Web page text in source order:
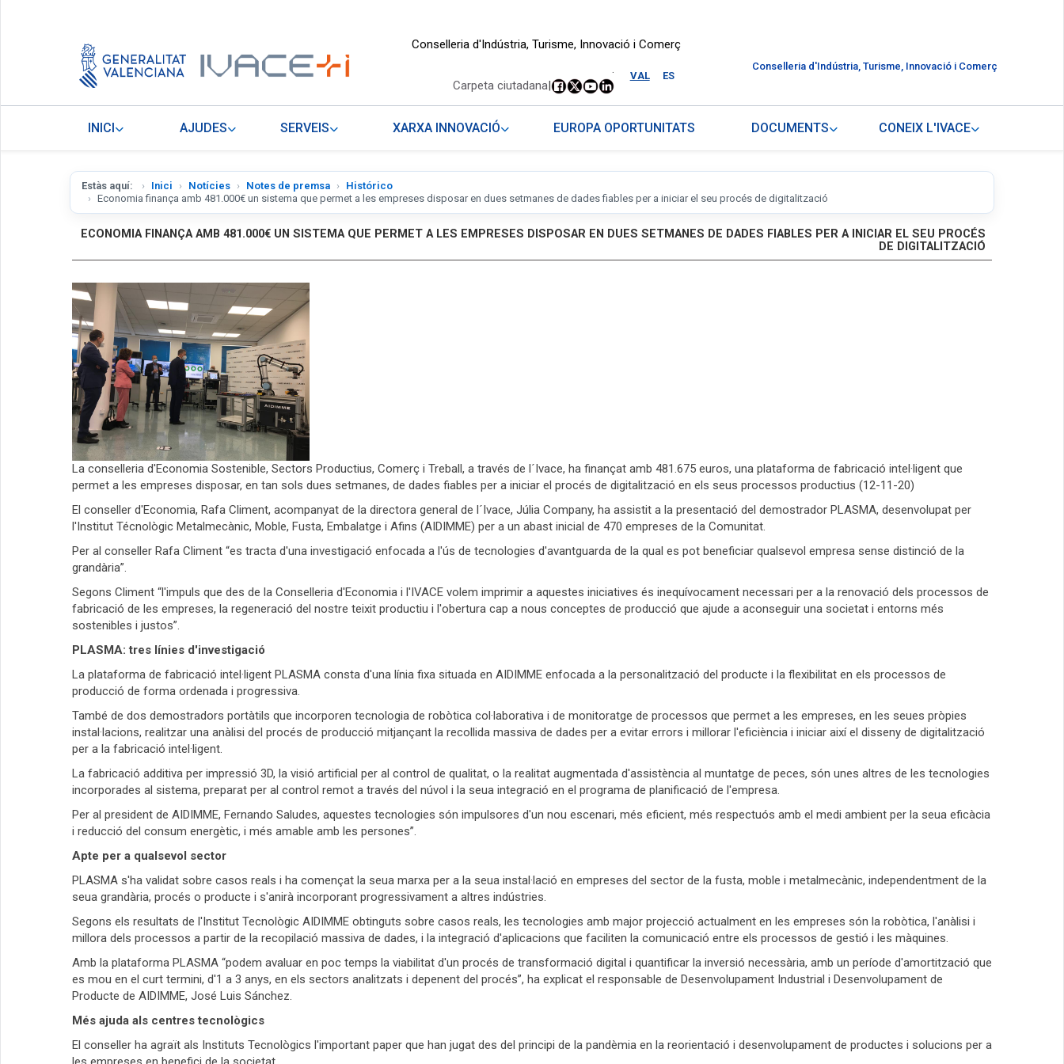
Conselleria d'Indústria, Turisme, Innovació i Comerç
VAL ES
.
Carpeta ciutadana|
Conselleria d'Indústria, Turisme, Innovació i Comerç
INICI AJUDES SERVEIS XARXA INNOVACIÓ EUROPA OPORTUNITATS DOCUMENTS CONEIX L'IVACE
Estàs aquí: Inici Notícies Notes de premsa
Histórico
Economia finança amb 481.000€ un sistema que permet a les empreses disposar en dues setmanes de dades fiables per a iniciar el seu procés de digitalització
ECONOMIA FINANÇA AMB 481.000€ UN SISTEMA QUE PERMET A LES EMPRESES DISPOSAR EN DUES SETMANES DE DADES FIABLES PER A INICIAR EL SEU PROCÉS
DE DIGITALITZACIÓ
La conselleria d'Economia Sostenible, Sectors Productius, Comerç i Treball, a través de l´Ivace, ha finançat amb 481.675 euros, una plataforma de fabricació intel·ligent que
permet a les empreses disposar, en tan sols dues setmanes, de dades fiables per a iniciar el procés de digitalització en els seus processos productius (12-11-20)
El conseller d'Economia, Rafa Climent, acompanyat de la directora general de l´Ivace, Júlia Company, ha assistit a la presentació del demostrador PLASMA, desenvolupat per
l'Institut Técnològic Metalmecànic, Moble, Fusta, Embalatge i Afins (AIDIMME) per a un abast inicial de 470 empreses de la Comunitat.
Per al conseller Rafa Climent “es tracta d'una investigació enfocada a l'ús de tecnologies d'avantguarda de la qual es pot beneficiar qualsevol empresa sense distinció de la
grandària”.
Segons Climent “l'impuls que des de la Conselleria d'Economia i l'IVACE volem imprimir a aquestes iniciatives és inequívocament necessari per a la renovació dels processos de
fabricació de les empreses, la regeneració del nostre teixit productiu i l'obertura cap a nous conceptes de producció que ajude a aconseguir una societat i entorns més
sostenibles i justos”.
PLASMA: tres línies d'investigació
La plataforma de fabricació intel·ligent PLASMA consta d'una línia fixa situada en AIDIMME enfocada a la personalització del producte i la flexibilitat en els processos de
producció de forma ordenada i progressiva.
També de dos demostradors portàtils que incorporen tecnologia de robòtica col·laborativa i de monitoratge de processos que permet a les empreses, en les seues pròpies
instal·lacions, realitzar una anàlisi del procés de producció mitjançant la recollida massiva de dades per a evitar errors i millorar l'eficiència i iniciar així el disseny de digitalització
per a la fabricació intel·ligent.
La fabricació additiva per impressió 3D, la visió artificial per al control de qualitat, o la realitat augmentada d'assistència al muntatge de peces, són unes altres de les tecnologies
incorporades al sistema, preparat per al control remot a través del núvol i la seua integració en el programa de planificació de l'empresa.
Per al president de AIDIMME, Fernando Saludes, aquestes tecnologies són impulsores d'un nou escenari, més eficient, més respectuós amb el medi ambient per la seua eficàcia
i reducció del consum energètic, i més amable amb les persones”.
Apte per a qualsevol sector
PLASMA s'ha validat sobre casos reals i ha començat la seua marxa per a la seua instal·lació en empreses del sector de la fusta, moble i metalmecànic, independentment de la
seua grandària, procés o producte i s'anirà incorporant progressivament a altres indústries.
Segons els resultats de l'Institut Tecnològic AIDIMME obtinguts sobre casos reals, les tecnologies amb major projecció actualment en les empreses són la robòtica, l'anàlisi i
millora dels processos a partir de la recopilació massiva de dades, i la integració d'aplicacions que faciliten la comunicació entre els processos de gestió i les màquines.
Amb la plataforma PLASMA “podem avaluar en poc temps la viabilitat d'un procés de transformació digital i quantificar la inversió necessària, amb un període d'amortització que
es mou en el curt termini, d'1 a 3 anys, en els sectors analitzats i depenent del procés”, ha explicat el responsable de Desenvolupament Industrial i Desenvolupament de
Producte de AIDIMME, José Luis Sánchez.
Més ajuda als centres tecnològics
El conseller ha agraït als Instituts Tecnològics l'important paper que han jugat des del principi de la pandèmia en la reorientació i desenvolupament de productes i solucions per a